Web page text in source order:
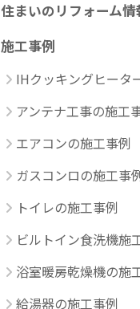
住まいのリフォーム情
施工事例
IHクッキングヒータ
アンテナ工事の施工
エアコンの施工事例
ガスコンロの施工事
トイレの施工事例
ビルトイン食洗機施
浴室暖房乾燥機の施
給湯器の施工事例